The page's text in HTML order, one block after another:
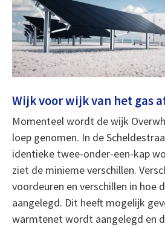
Wijk voor wijk van het gas
Momenteel wordt de wijk
loep genomen. In de
identieke twee-onder-een-kap
ziet de minieme verschillen.
voordeuren en verschillen in hoe
aangelegd. Dit heeft mogelijk
warmtenet wordt aangelegd en